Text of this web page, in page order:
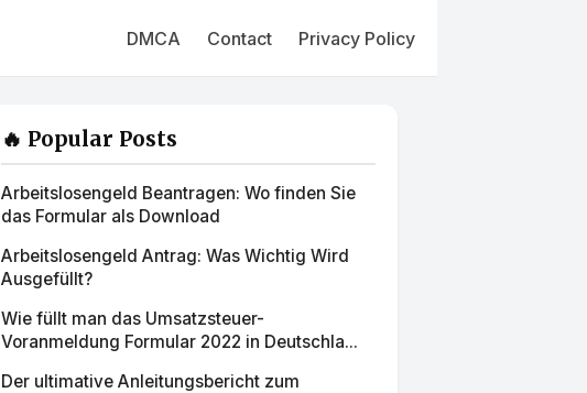
DMCA Contact Privacy Policy
🔥 Popular Posts
Arbeitslosengeld Beantragen: Wo finden Sie
das Formular als Download
Arbeitslosengeld Antrag: Was Wichtig Wird
Ausgefüllt?
Wie füllt man das Umsatzsteuer-
Voranmeldung Formular 2022 in Deutschla...
Der ultimative Anleitungsbericht zum